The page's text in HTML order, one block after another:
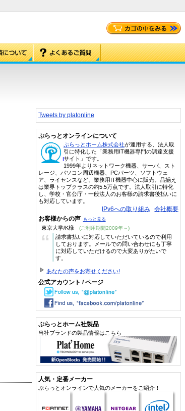
Tweets by platonline
ぷらっとオンラインについて
ぷらっとホーム株式会社が運用する、法人取
引に特化した「業務用IT機器専門の調達支援
サイト」です。
1999年よりネットワーク機器、サーバ、スト
レージ、パソコン周辺機器、PCパーツ、ソフトウェ
ア、ライセンスなど、業務用IT機器中心に販売。品揃え
は業界トップクラスの約5.5万点です。法人取引に特化
し、学校・官公庁・一般法人のお客様の請求書後払いに
も対応しています。
IPv6への取り組み 会社概要
お客様からの声 もっと見る
東京大学/K様 (ご利用期間2009年～)
“
請求書払いに対応していただいているので利用
しております。メールでの問い合わせにも丁寧
に対応していただけるので大変ありがたいで
す。
あなたの声をお寄せください!
公式アカウント / ページ
ぷらっとホーム社製品
当社ブランドの製品情報はこちら
人気・定番メーカー
ぷらっとオンラインで人気のメーカーをご紹介！